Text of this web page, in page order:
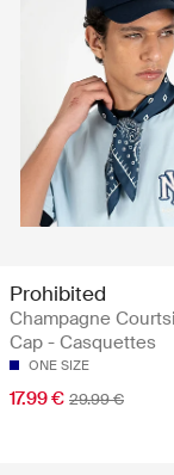
Prohibited
Champagne
Cap - Casquettes
ONE SIZE
17.99 € 29.99 €